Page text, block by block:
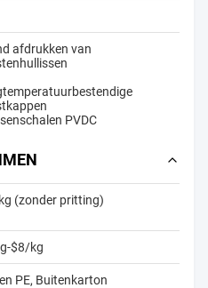
afdrukken van
PVDC
(zonder pritting)
$8/kg
PE, Buitenkarton